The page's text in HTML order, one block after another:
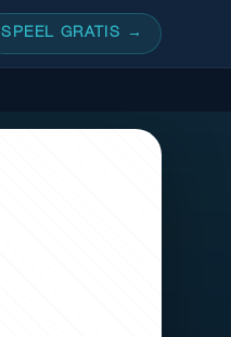
SPEEL GRATIS →